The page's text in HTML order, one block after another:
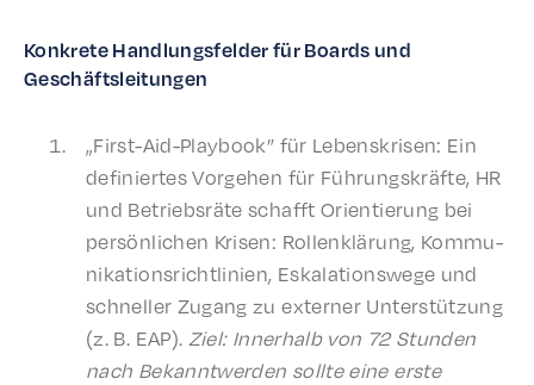
Konkrete Hand­lungs­felder für Boards und
Geschäftsleitungen
„First-Aid-Play­book” für Leben­skrisen: Ein
definiertes Vorge­hen für Führungskräfte, HR
und Betrieb­sräte schafft Orien­tierung bei
persön­lichen Krisen: Rollen­klärung, Kommu­
nika­tion­srichtlin­ien, Eskala­tion­swege und
schneller Zugang zu extern­er Unter­stützung
(z. B. EAP). Ziel: Inner­halb von 72 Stun­den
nach Bekan­ntwer­den sollte eine erste